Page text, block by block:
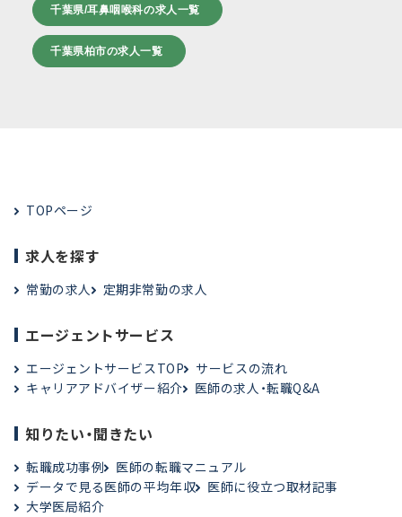
千葉県/耳鼻咽喉科の求人一覧
千葉県柏市の求人一覧
TOPページ
求人を探す
常勤の求人 定期非常勤の求人
エージェントサービス
エージェントサービスTOP
サービスの流れ
キャリアアドバイザー紹介
医師の求人・転職Q&A
知りたい・聞きたい
転職成功事例
医師の転職マニュアル
データで見る医師の平均年収
医師に役立つ取材記事
大学医局紹介